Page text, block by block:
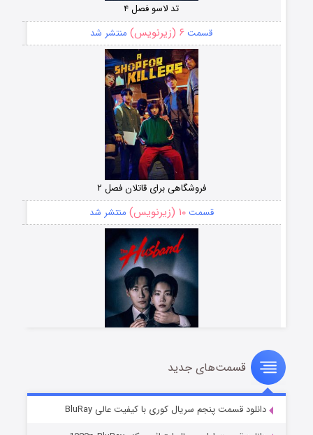
تد لاسو فصل ۴
قسمت ۶ (زیرنویس) منتشر شد
فروشگاهی برای قاتلان فصل ۲
قسمت۱۰ (زیرنویس) منتشر شد
قسمت۸ (زیرنویس) منتشر شد
قسمت‌های جدید
دانلود قسمت پنجم سریال کوری با کیفیت عالی BluRay